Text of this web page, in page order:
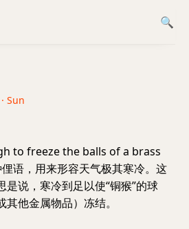
Sun
to freeze the balls of a brass
语，用来形容天气极其寒冷。这
是说，寒冷到足以使“铜猴”的球
其他金属物品）冻结。